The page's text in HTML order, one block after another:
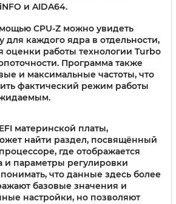
и AIDA64.
CPU-Z можно увидеть
для каждого ядра в отдельности,
оценки работы технологии Turbo
Программа также
и максимальные частоты, что
фактический режим работы
материнской платы,
найти раздел, посвящённый
где отображается
и параметры регулировки
что данные здесь более
базовые значения и
настройки, но позволяют